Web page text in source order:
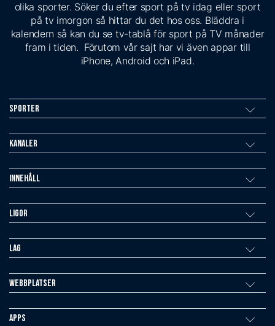
olika sporter. Söker du efter sport på tv idag eller sport
på tv imorgon så hittar du det hos oss. Bläddra i
kalendern så kan du se tv-tablå för sport på TV månader
fram i tiden. Förutom vår sajt har vi även appar till
iPhone, Android och iPad.
Sporter
Kanaler
Innehåll
Ligor
Lag
Webbplatser
Apps